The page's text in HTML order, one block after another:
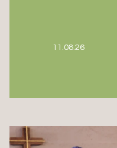
11.08.26